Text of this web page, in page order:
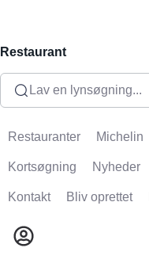
Restaurant
Lav en lynsøgning...
Restauranter Michelin
Kortsøgning Nyheder
Kontakt Bliv oprettet